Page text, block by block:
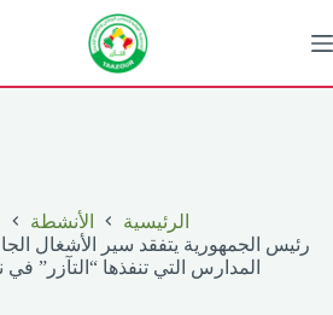
إلى
المحتوى
الرئيسية
الأنشطة
رئيس الجمهورية يتفقد سير الأشغال
المدارس التي تنفذها “التآزر”